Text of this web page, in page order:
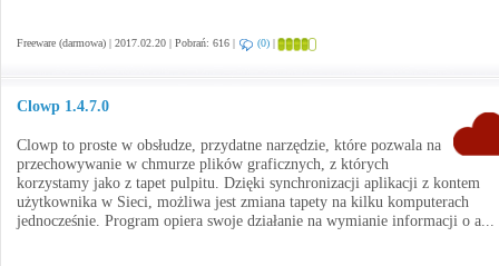
Freeware (darmowa) | 2017.02.20 | Pobrań: 616 | (0) |
Clowp 1.4.7.0
Clowp to proste w obsłudze, przydatne narzędzie, które pozwala na
przechowywanie w chmurze plików graficznych, z których
korzystamy jako z tapet pulpitu. Dzięki synchronizacji aplikacji z kontem
użytkownika w Sieci, możliwa jest zmiana tapety na kilku komputerach
jednocześnie. Program opiera swoje działanie na wymianie informacji o a...